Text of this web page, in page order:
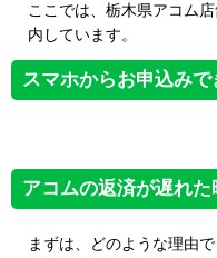
ここでは、栃木県アコム
内しています。
スマホからお申込みで
アコムの返済が遅れた
まずは、どのような理由で